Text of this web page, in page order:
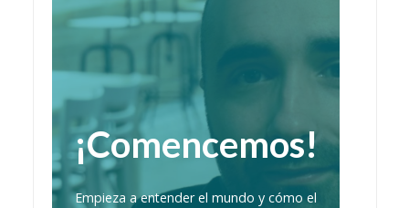
¡Comencemos!
Empieza a entender el mundo y cómo el